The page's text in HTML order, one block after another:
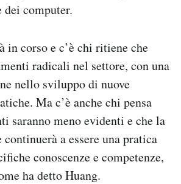
dei computer.
in corso e c’è chi ritiene che
radicali nel settore, con una
nello sviluppo di nuove
Ma c’è anche chi pensa
saranno meno evidenti e che la
a essere una pratica
conoscenze e competenze,
ha detto Huang.